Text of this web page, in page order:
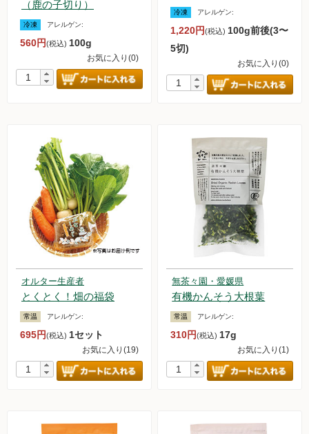
お買い物について
取扱いアイテム数について
カートについて
返品・キャンセルについて
お支払い方法について
賞味期限について
よくあるご質問
オルター品もの
取扱店のご紹介
新規募集中！
フランチャイズビジネス
定期購入について
（鹿の子切り）
冷凍 アレルゲン:
560円(税込) 100g
お気に入り(0)
冷凍 アレルゲン:
1,220円(税込) 100g前後(3〜
5切)
お気に入り(0)
オルター生産者
とくとく！畑の福袋
常温 アレルゲン:
695円(税込) 1セット
お気に入り(19)
無茶々園・愛媛県
有機かんそう大根葉
常温 アレルゲン:
310円(税込) 17g
お気に入り(1)